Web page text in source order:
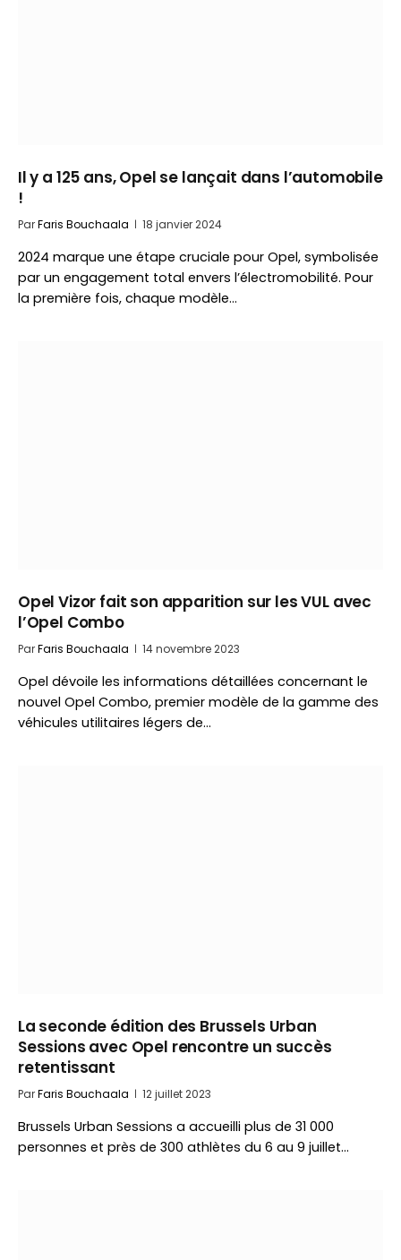
Il y a 125 ans, Opel se lançait dans l’automobile
!
ParFaris Bouchaala 18 janvier 2024
2024 marque une étape cruciale pour Opel, symbolisée
par un engagement total envers l’électromobilité. Pour
la première fois, chaque modèle…
Opel Vizor fait son apparition sur les VUL avec
l’Opel Combo
ParFaris Bouchaala 14 novembre 2023
Opel dévoile les informations détaillées concernant le
nouvel Opel Combo, premier modèle de la gamme des
véhicules utilitaires légers de…
La seconde édition des Brussels Urban
Sessions avec Opel rencontre un succès
retentissant
ParFaris Bouchaala 12 juillet 2023
Brussels Urban Sessions a accueilli plus de 31 000
personnes et près de 300 athlètes du 6 au 9 juillet…